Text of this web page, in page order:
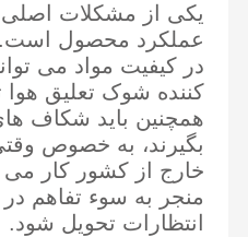
یکی از مشکلات
عملکرد محصول است.
در کیفیت مواد می
کننده شوک تعلیق هوا
همچنین باید شکاف
بگیرند، به خصوص
خارج از کشور کار می
منجر به سوء تفاهم
انتظارات تحویل شود.